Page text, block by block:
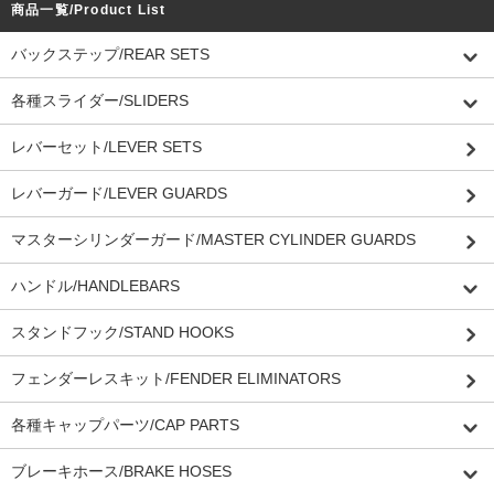
商品一覧/Product List
バックステップ/REAR SETS
各種スライダー/SLIDERS
レバーセット/LEVER SETS
レバーガード/LEVER GUARDS
マスターシリンダーガード/MASTER CYLINDER GUARDS
ハンドル/HANDLEBARS
スタンドフック/STAND HOOKS
フェンダーレスキット/FENDER ELIMINATORS
各種キャップパーツ/CAP PARTS
ブレーキホース/BRAKE HOSES